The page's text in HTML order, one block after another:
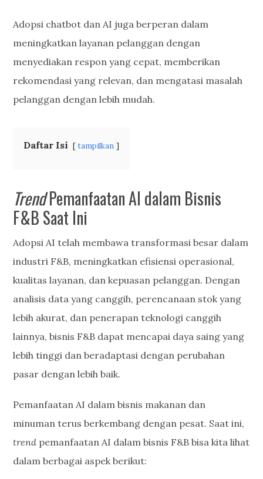
Adopsi chatbot dan AI juga berperan dalam
meningkatkan layanan pelanggan dengan
menyediakan respon yang cepat, memberikan
rekomendasi yang relevan, dan mengatasi masalah
pelanggan dengan lebih mudah.
Daftar Isi tampilkan
TrendPemanfaatan AI dalam Bisnis
F&B Saat Ini
Adopsi AI telah membawa transformasi besar dalam
industri F&B, meningkatkan efisiensi operasional,
kualitas layanan, dan kepuasan pelanggan. Dengan
analisis data yang canggih, perencanaan stok yang
lebih akurat, dan penerapan teknologi canggih
lainnya, bisnis F&B dapat mencapai daya saing yang
lebih tinggi dan beradaptasi dengan perubahan
pasar dengan lebih baik.
Pemanfaatan AI dalam bisnis makanan dan
minuman terus berkembang dengan pesat. Saat ini,
trend pemanfaatan AI dalam bisnis F&B bisa kita lihat
dalam berbagai aspek berikut: